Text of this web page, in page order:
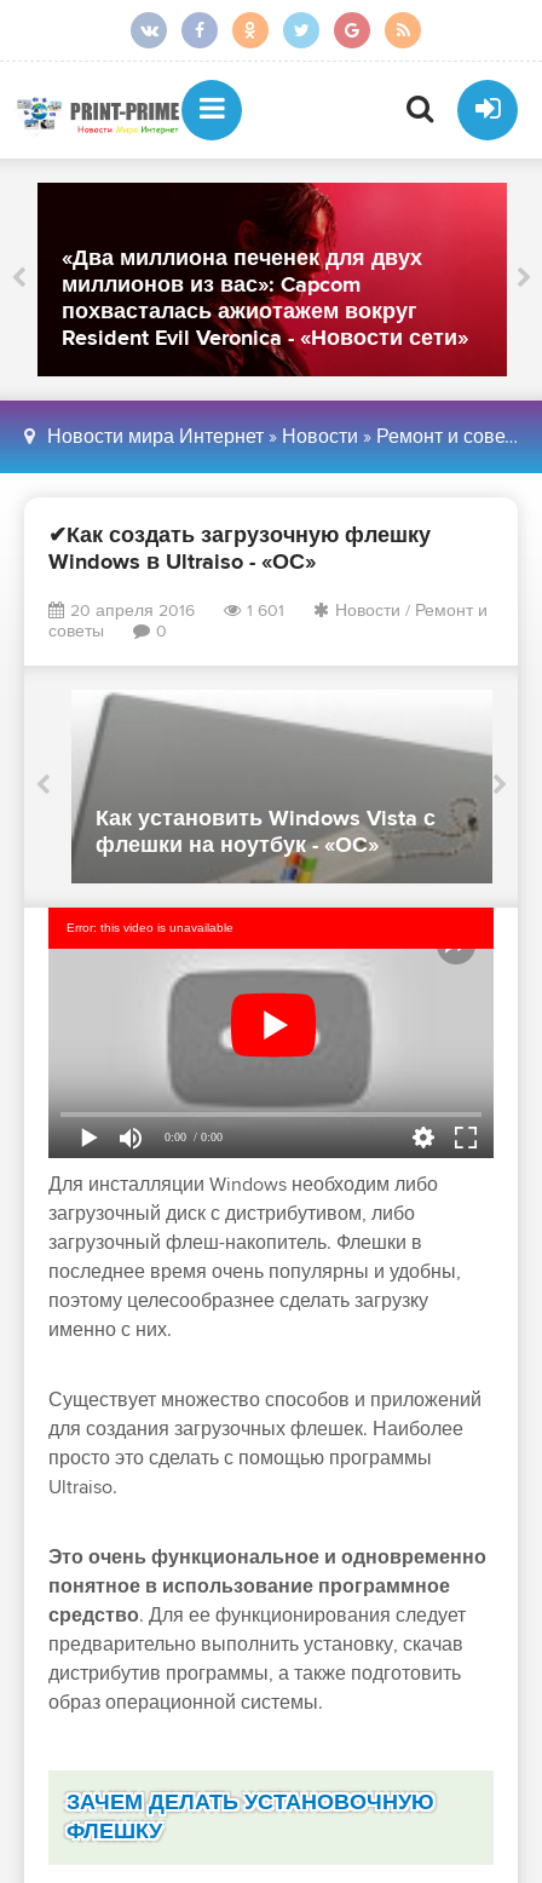
«Два миллиона печенек для двух
миллионов из вас»: Capcom
похвасталась ажиотажем вокруг
Resident Evil Veronica - «Новости сети»
Новости мира Интернет » Новости » Ремонт и советы
✔Как создать загрузочную флешку
Windows в Ultraiso - «ОС»
20 апреля 2016 1 601 Новости / Ремонт и
советы
0
Как установить Windows Vista с
флешки на ноутбук - «ОС»
0:00 / 0:00
Error: this video is unavailable
Для инсталляции Windows необходим либо
загрузочный диск с дистрибутивом, либо
загрузочный флеш-накопитель. Флешки в
последнее время очень популярны и удобны,
поэтому целесообразнее сделать загрузку
именно с них.
Существует множество способов и приложений
для создания загрузочных флешек. Наиболее
просто это сделать с помощью программы
Ultraiso.
Это очень функциональное и одновременно
понятное в использование программное
средство. Для ее функционирования следует
предварительно выполнить установку, скачав
дистрибутив программы, а также подготовить
образ операционной системы.
ЗАЧЕМ ДЕЛАТЬ УСТАНОВОЧНУЮ
ФЛЕШКУ